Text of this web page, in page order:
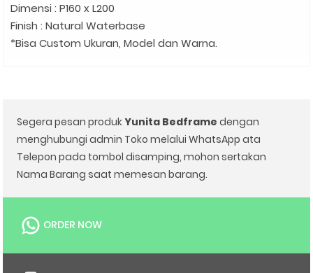
Dimensi : P160 x L200
Finish : Natural Waterbase
*Bisa Custom Ukuran, Model dan Warna.
Segera pesan produkYunita Bedframe dengan
menghubungi admin Toko melalui WhatsApp ata
Telepon pada tombol disamping, mohon sertakan
Nama Barang saat memesan barang.
ORDER NOW